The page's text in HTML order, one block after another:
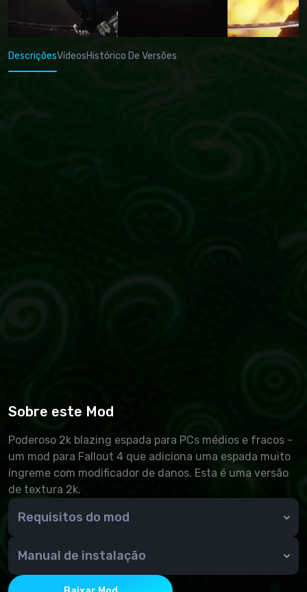
DescriçõesVídeosHistórico De Versões
Sobre este Mod
Poderoso 2k blazing espada para PCs médios e fracos -
um mod para Fallout 4 que adiciona uma espada muito
íngreme com modificador de danos. Esta é uma versão
de textura 2k.
Requisitos do mod
Manual de instalação
1. Baixe o Nexus Mod Manager.